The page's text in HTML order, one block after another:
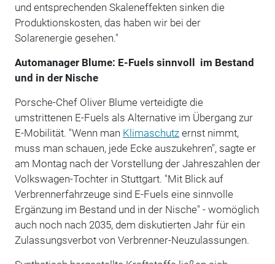
und entsprechenden Skaleneffekten sinken die
Produktionskosten, das haben wir bei der
Solarenergie gesehen."
Automanager Blume: E-Fuels sinnvoll im Bestand
und in der Nische
Porsche-Chef Oliver Blume verteidigte die
umstrittenen E-Fuels als Alternative im Übergang zur
E-Mobilität. "Wenn man Klimaschutzernst nimmt,
muss man schauen, jede Ecke auszukehren", sagte er
am Montag nach der Vorstellung der Jahreszahlen der
Volkswagen-Tochter in Stuttgart. "Mit Blick auf
Verbrennerfahrzeuge sind E-Fuels eine sinnvolle
Ergänzung im Bestand und in der Nische" - womöglich
auch noch nach 2035, dem diskutierten Jahr für ein
Zulassungsverbot von Verbrenner-Neuzulassungen.